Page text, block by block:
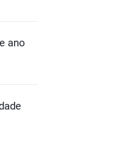
ano